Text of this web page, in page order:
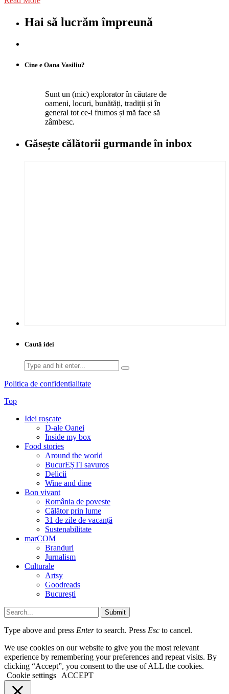
Hai să lucrăm împreună
Cine e Oana Vasiliu?
Sunt un (mic) explorator în căutare de
oameni, locuri, bunătăți, tradiții și în
general tot ce-i frumos și mă face să
zâmbesc.
Găsește călătorii gurmandeîn inbox
Caută idei
Search
for:
Politica de confidentialitate
Top
Idei roșcate
D-ale Oanei
Inside my box
Food stories
Around the world
BucurEȘTI savuros
Delicii
Wine and dine
Bon vivant
România de poveste
Călător prin lume
31 de zile de vacanță
Sustenabilitate
marCOM
Branduri
Jurnalism
Culturale
Artsy
Goodreads
București
Submit
Type above and press Enterto search. Press Esc to cancel.
We use cookies on our website to give you the most relevant
experience by remembering your preferences and repeat visits. By
clicking “Accept”, you consent to the use of ALL the cookies.
Cookie settings
ACCEPT